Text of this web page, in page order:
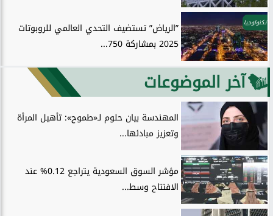
تكنولوجيا
”الرياض” تستضيف التحدي العالمي للروبوتات
2025 بمشاركة 750...
آخر الموضوعات
المهندسة بيان حلوم لـ«طموح»: تأهيل المرأة
وتعزيز مبادئها...
مؤشر السوق السعودية يتراجع 0.12% عند
الافتتاح وسط...